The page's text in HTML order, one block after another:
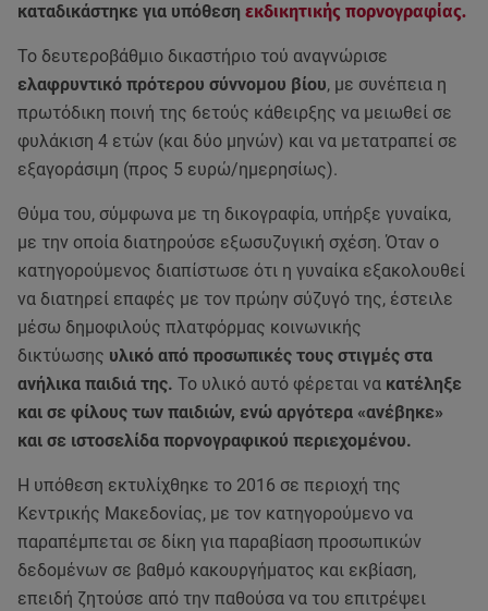
καταδικάστηκε για υπόθεση εκδικητικής πορνογραφίας.
Το δευτεροβάθμιο δικαστήριο τού αναγνώρισε
ελαφρυντικό πρότερου σύννομου βίου, με συνέπεια η
πρωτόδικη ποινή της 6ετούς κάθειρξης να μειωθεί σε
φυλάκιση 4 ετών (και δύο μηνών) και να μετατραπεί σε
εξαγοράσιμη (προς 5 ευρώ/ημερησίως).
Θύμα του, σύμφωνα με τη δικογραφία, υπήρξε γυναίκα,
με την οποία διατηρούσε εξωσυζυγική σχέση. Όταν ο
κατηγορούμενος διαπίστωσε ότι η γυναίκα εξακολουθεί
να διατηρεί επαφές με τον πρώην σύζυγό της, έστειλε
μέσω δημοφιλούς πλατφόρμας κοινωνικής
δικτύωσης υλικό από προσωπικές τους στιγμές στα
ανήλικα παιδιά της. Το υλικό αυτό φέρεται να κατέληξε
και σε φίλους των παιδιών, ενώ αργότερα «ανέβηκε»
και σε ιστοσελίδα πορνογραφικού περιεχομένου.
Η υπόθεση εκτυλίχθηκε το 2016 σε περιοχή της
Κεντρικής Μακεδονίας, με τον κατηγορούμενο να
παραπέμπεται σε δίκη για παραβίαση προσωπικών
δεδομένων σε βαθμό κακουργήματος και εκβίαση,
επειδή ζητούσε από την παθούσα να του επιτρέψει